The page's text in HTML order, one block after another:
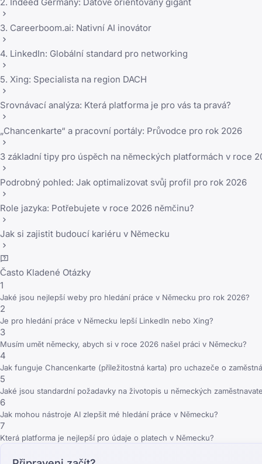
3. Careerboom.ai: Nativní AI inovátor
4. LinkedIn: Globální standard pro networking
5. Xing: Specialista na region DACH
Srovnávací analýza: Která platforma je pro vás ta pravá?
„Chancenkarte“ a pracovní portály: Průvodce pro rok 2026
3 základní tipy pro úspěch na německých platformách v roce
Podrobný pohled: Jak optimalizovat svůj profil pro rok 2026
Role jazyka: Potřebujete v roce 2026 němčinu?
Jak si zajistit budoucí kariéru v Německu
Často Kladené Otázky
1
Jaké jsou nejlepší weby pro hledání práce v Německu pro rok 2026?
2
Je pro hledání práce v Německu lepší LinkedIn nebo Xing?
3
Musím umět německy, abych si v roce 2026 našel práci v Německu?
4
Jak funguje Chancenkarte (příležitostná karta) pro uchazeče o
5
Jaké jsou standardní požadavky na životopis u německých
6
Jak mohou nástroje AI zlepšit mé hledání práce v Německu?
7
Která platforma je nejlepší pro údaje o platech v Německu?